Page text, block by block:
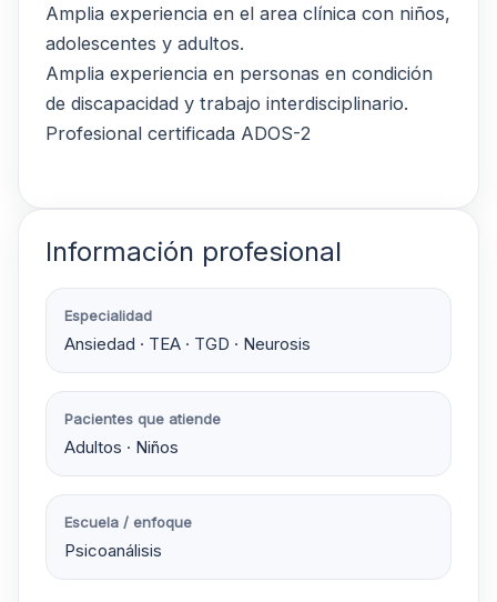
Amplia experiencia en el area clínica con niños,
adolescentes y adultos.
Amplia experiencia en personas en condición
de discapacidad y trabajo interdisciplinario.
Profesional certificada ADOS-2
Información profesional
Especialidad
Ansiedad · TEA · TGD · Neurosis
Pacientes que atiende
Adultos · Niños
Escuela / enfoque
Psicoanálisis